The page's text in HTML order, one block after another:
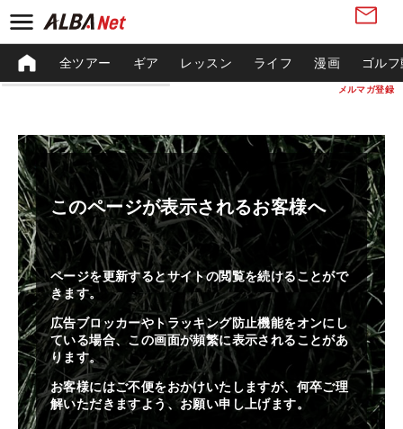
メルマガ登録
全ツアー ギア レッスン ライフ 漫画 ゴル
このページが表示されるお客様へ
ページを更新するとサイトの閲覧を続けることがで
きます。
広告ブロッカーやトラッキング防止機能をオンにし
ている場合、この画面が頻繁に表示されることがあ
ります。
お客様にはご不便をおかけいたしますが、何卒ご理
解いただきますよう、お願い申し上げます。